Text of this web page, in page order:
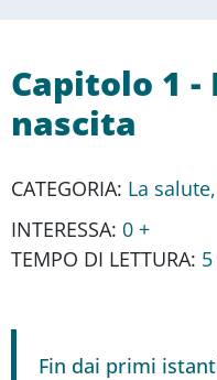
Capitolo 1
nascita
CATEGORIA: La
INTERESSA: 0 +
TEMPO DI LETTURA:
Fin dai primi